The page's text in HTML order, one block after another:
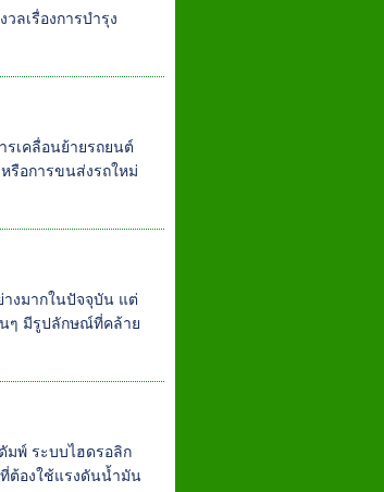
ลเรื่องการบำรุง
รเคลื่อนย้ายรถยนต์
รือการขนส่งรถใหม่
างมากในปัจจุบัน แต่
นๆ มีรูปลักษณ์ที่คล้าย
มพ์ ระบบไฮดรอลิก
ที่ต้องใช้แรงดันน้ำมัน